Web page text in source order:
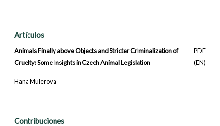
Artículos
Animals Finally above Objects and Stricter Criminalization of
Cruelty: Some Insights in Czech Animal Legislation
Hana Mülerová
PDF
(EN)
Contribuciones